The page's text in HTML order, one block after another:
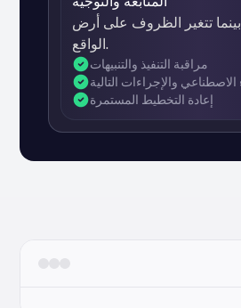
بينما تتغير الظروف على أرض
الواقع.
مراقبة التنفيذ والتنبيهات
والإجراءات التالية
إعادة التخطيط المستمرة